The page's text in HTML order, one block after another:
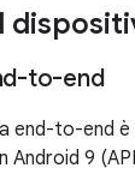
to-end
end-to-end
Android 9